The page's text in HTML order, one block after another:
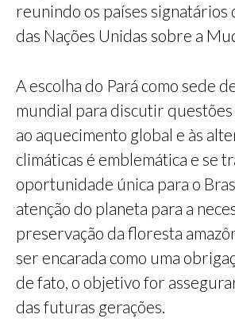
reunindo os países signatários
das Nações Unidas sobre a
A escolha do Pará como sede
mundial para discutir
ao aquecimento global e às
climáticas é emblemática e se
oportunidade única para o
atenção do planeta para a
preservação da floresta
ser encarada como uma
de fato, o objetivo for
das futuras gerações.